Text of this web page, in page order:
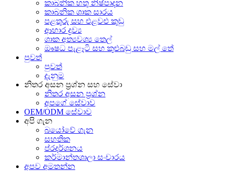
කාබනික හතු නිෂ්පාදන
කාබනික ශාක සාරය
පළතුරු සහ එළවළු කුඩු
ආහාර ද්‍රව්‍ය
ශාක අත්‍යවශ්‍ය තෙල්
ඖෂධ පැළෑටි සහ කුළුබඩු සහ මල් තේ
පුවත්
පුවත්
දැනුම
නිතර අසන ප්‍රශ්න සහ සේවා
නිතර අසන ප්‍රශ්න
අපගේ සේවාව
OEM/ODM සේවාව
අපි ගැන
බයෝවේ ගැන
සහතික
ප්රදර්ශනය
කර්මාන්තශාලා සංචාරය
අපව අමතන්න